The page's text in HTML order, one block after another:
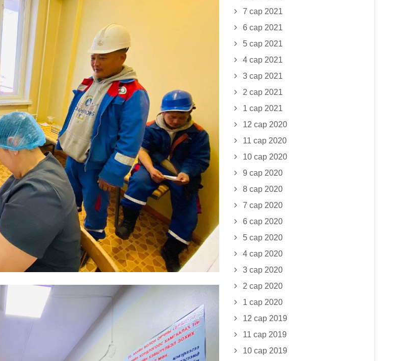
7 сар 2021
6 сар 2021
5 сар 2021
4 сар 2021
3 сар 2021
2 сар 2021
1 сар 2021
12 сар 2020
11 сар 2020
10 сар 2020
9 сар 2020
8 сар 2020
7 сар 2020
6 сар 2020
5 сар 2020
4 сар 2020
3 сар 2020
2 сар 2020
1 сар 2020
12 сар 2019
11 сар 2019
10 сар 2019